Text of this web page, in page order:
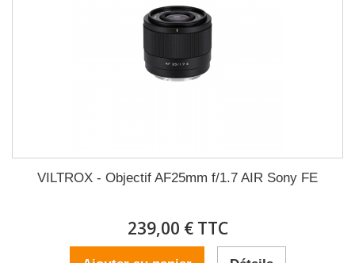
VILTROX - Objectif AF25mm f/1.7 AIR Sony FE
239,00 € TTC